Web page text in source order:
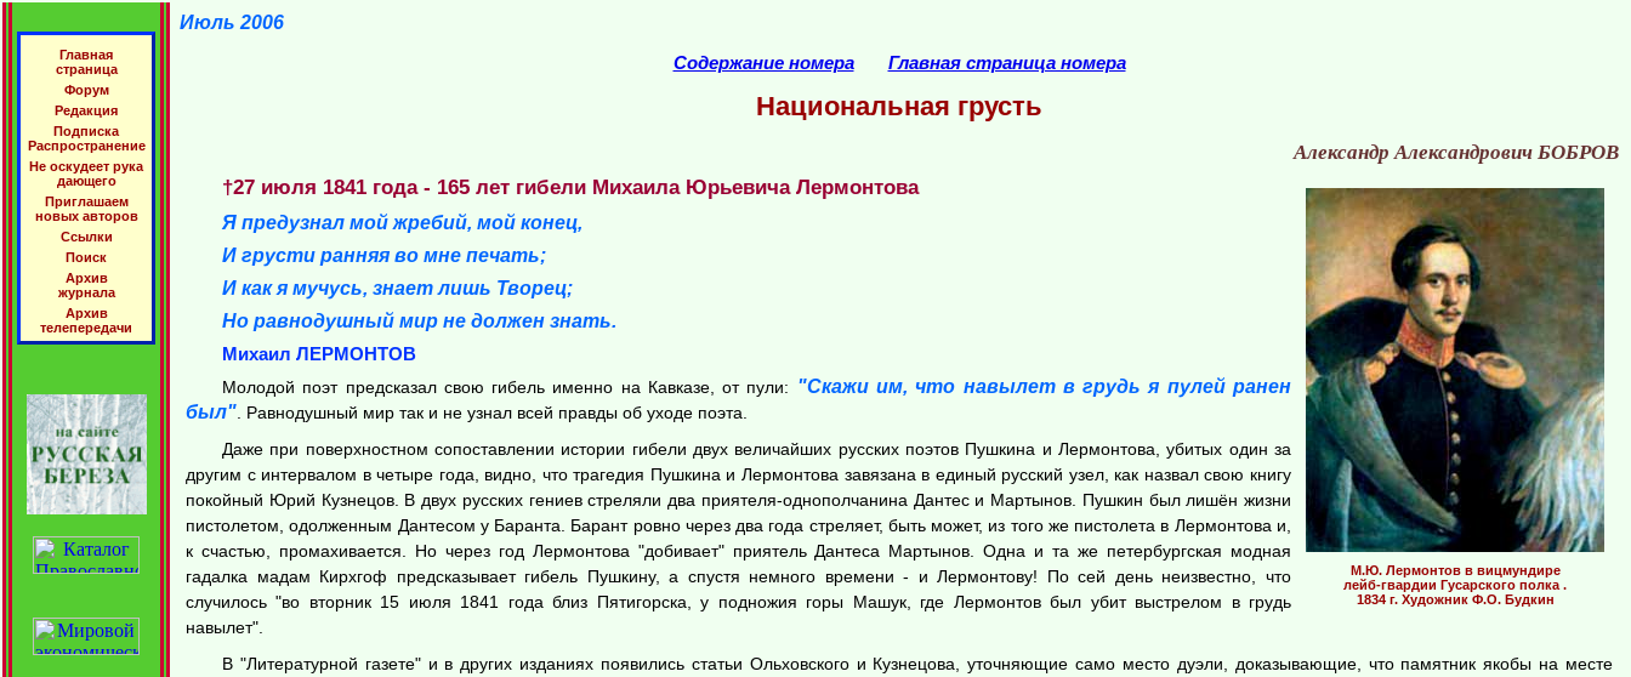
Главная
страница
Форум
Редакция
Подписка
Распространение
Не оскудеет рука
дающего
Приглашаем
новых авторов
Ссылки
Поиск
Архив
журнала
Архив
телепередачи
Июль 2006
Содержание номера
Главная страница номера
Национальная грусть
Александр Александрович БОБРОВ
М.Ю. Лермонтов в вицмундире
лейб-гвардии Гусарского полка .
1834 г. Художник Ф.О. Будкин
†27 июля 1841 года - 165 лет гибели Михаила Юрьевича Лермонтова
Я предузнал мой жребий, мой конец,
И грусти ранняя во мне печать;
И как я мучусь, знает лишь Творец;
Но равнодушный мир не должен знать.
Михаил ЛЕРМОНТОВ
Молодой поэт предсказал свою гибель именно на Кавказе, от пули: "Скажи им, что навылет в грудь я пулей ранен
был" . Равнодушный мир так и не узнал всей правды об уходе поэта.
Даже при поверхностном сопоставлении истории гибели двух величайших русских поэтов Пушкина и Лермонтова, убитых один за
другим с интервалом в четыре года, видно, что трагедия Пушкина и Лермонтова завязана в единый русский узел, как назвал свою книгу
покойный Юрий Кузнецов. В двух русских гениев стреляли два приятеля-однополчанина Дантес и Мартынов. Пушкин был лишён жизни
пистолетом, одолженным Дантесом у Баранта. Барант ровно через два года стреляет, быть может, из того же пистолета в Лермонтова и,
к счастью, промахивается. Но через год Лермонтова "добивает" приятель Дантеса Мартынов. Одна и та же петербургская модная
гадалка мадам Кирхгоф предсказывает гибель Пушкину, а спустя немного времени - и Лермонтову! По сей день неизвестно, что
случилось "во вторник 15 июля 1841 года близ Пятигорска, у подножия горы Машук, где Лермонтов был убит выстрелом в грудь
навылет".
В "Литературной газете" и в других изданиях появились статьи Ольховского и Кузнецова, уточняющие само место дуэли, доказывающие, что памятник якобы на месте